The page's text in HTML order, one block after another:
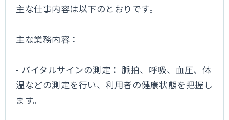
主な仕事内容は以下のとおりです。
主な業務内容：
- バイタルサインの測定： 脈拍、呼吸、血圧、体
温などの測定を行い、利用者の健康状態を把握し
ます。